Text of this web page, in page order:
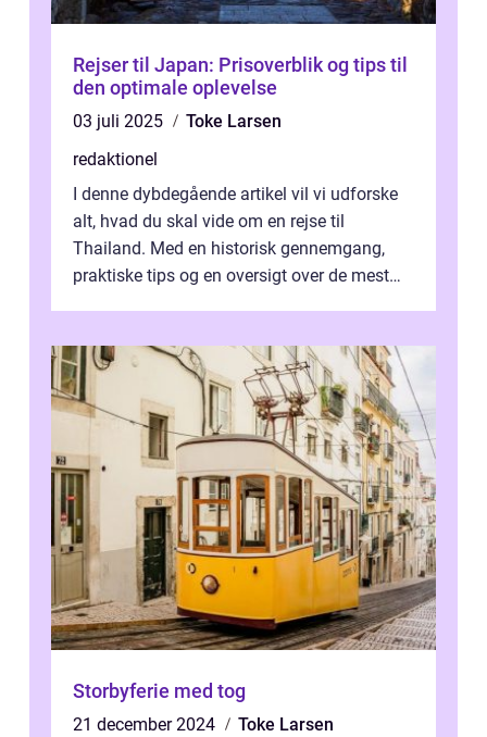
Rejser til Japan: Prisoverblik og tips til
den optimale oplevelse
03 juli 2025
Toke Larsen
redaktionel
I denne dybdegående artikel vil vi udforske
alt, hvad du skal vide om en rejse til
Thailand. Med en historisk gennemgang,
praktiske tips og en oversigt over de mest
Storbyferie med tog
21 december 2024
Toke Larsen